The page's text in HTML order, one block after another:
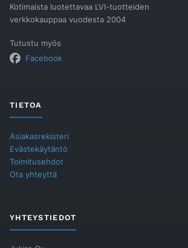
Kotimaista luotettavaa LVI-tuotteiden
verkkokauppaa vuodesta 2004
Tutustu myös
Facebook
TIETOA
Asiakasrekisteri
Evästekäytäntö
Toimitusehdot
Ota yhteyttä
YHTEYSTIEDOT